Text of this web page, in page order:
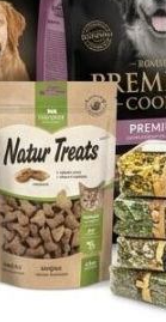
wrz 29, 2019|